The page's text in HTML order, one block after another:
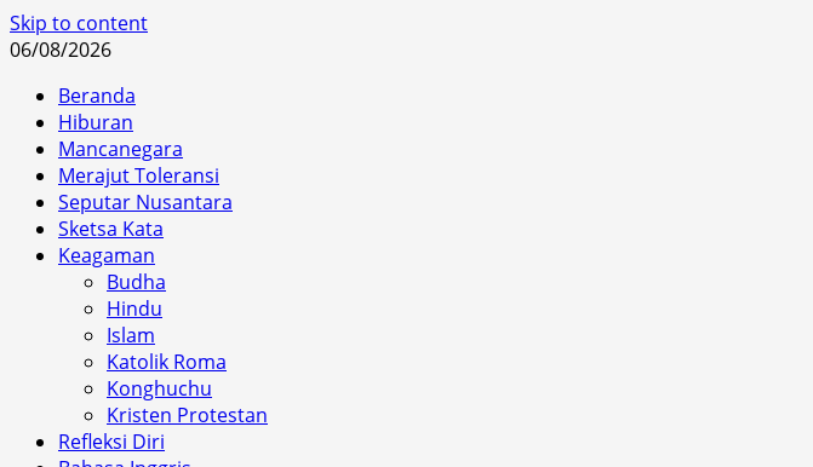
Skip to content
06/08/2026
Beranda
Hiburan
Mancanegara
Merajut Toleransi
Seputar Nusantara
Sketsa Kata
Keagaman
Budha
Hindu
Islam
Katolik Roma
Konghuchu
Kristen Protestan
Refleksi Diri